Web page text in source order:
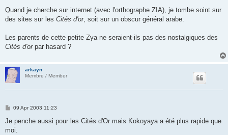
s
Quand je cherche sur internet (avec l'orthographe ZIA), je tombe soint sur
des sites sur les Cités d'or, soit sur un obscur général arabe.
Les parents de cette petite Zya ne seraient-ils pas des nostalgiques des
Cités d'orpar hasard ?
arkayn
Membre / Member
P
s
09 Apr 2003 11:23
Je penche aussi pour les Cités d'Or mais Kokoyaya a été plus rapide que
moi.